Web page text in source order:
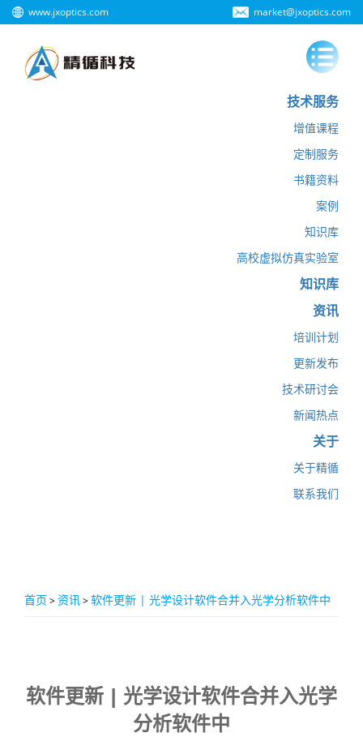
www.jxoptics.com market@jxoptics.com
技术服务
增值课程
定制服务
书籍资料
案例
知识库
高校虚拟仿真实验室
知识库
资讯
培训计划
更新发布
技术研讨会
新闻热点
关于
关于精循
联系我们
首页 >资讯>软件更新 | 光学设计软件合并入光学分析软件中
软件更新 | 光学设计软件合并入光学
分析软件中